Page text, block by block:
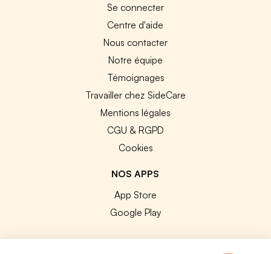
Se connecter
Centre d'aide
Nous contacter
Notre équipe
Témoignages
Travailler chez SideCare
Mentions légales
CGU & RGPD
Cookies
NOS APPS
App Store
Google Play